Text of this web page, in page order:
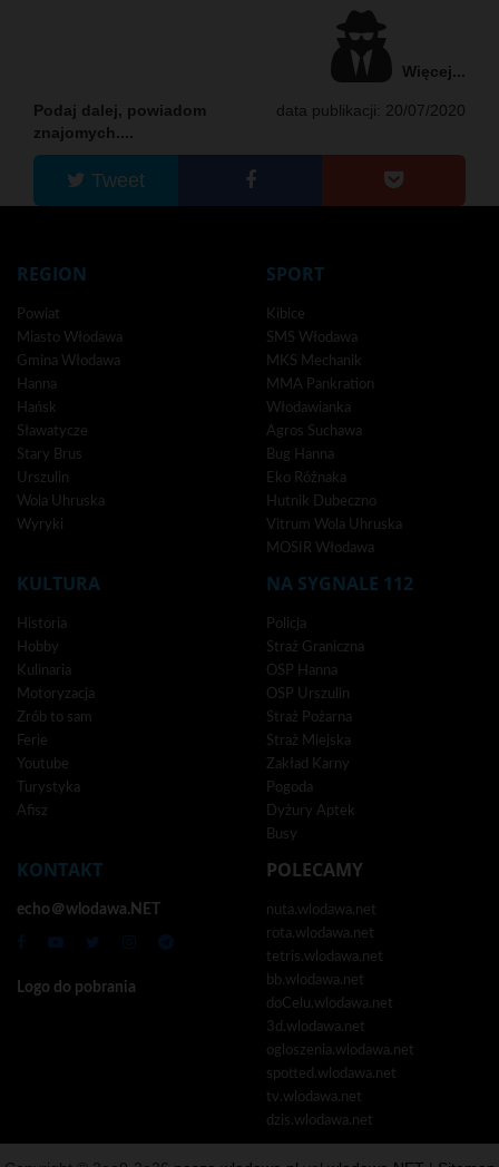
Więcej...
data publikacji: 20/07/2020
Podaj dalej, powiadom
znajomych....
Tweet
REGION
Powiat
Miasto Włodawa
Gmina Włodawa
Hanna
Hańsk
Sławatycze
Stary Brus
Urszulin
Wola Uhruska
Wyryki
SPORT
Kibice
SMS Włodawa
MKS Mechanik
MMA Pankration
Włodawianka
Agros Suchawa
Bug Hanna
Eko Różnaka
Hutnik Dubeczno
Vitrum Wola Uhruska
MOSIR Włodawa
KULTURA
Historia
Hobby
Kulinaria
Motoryzacja
Zrób to sam
Ferie
Youtube
Turystyka
Afisz
NA SYGNALE 112
Policja
Straż Graniczna
OSP Hanna
OSP Urszulin
Straż Pożarna
Straż Miejska
Zakład Karny
Pogoda
Dyżury Aptek
Busy
KONTAKT
echo＠wlodawa.NET
Logo do pobrania
POLECAMY
nuta.wlodawa.net
rota.wlodawa.net
tetris.wlodawa.net
bb.wlodawa.net
doCelu.wlodawa.net
3d.wlodawa.net
ogloszenia.wlodawa.net
spotted.wlodawa.net
tv.wlodawa.net
dzis.wlodawa.net